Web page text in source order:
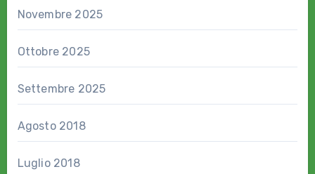
Novembre 2025
Ottobre 2025
Settembre 2025
Agosto 2018
Luglio 2018